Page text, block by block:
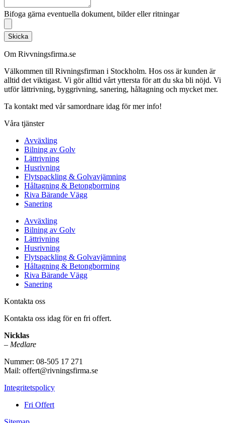
Bifoga gärna eventuella dokument, bilder eller ritningar
Skicka
Om Rivvningsfirma.se
Välkommen till Rivningsfirman i Stockholm. Hos oss är kunden är
alltid det viktigast. Vi gör alltid vårt yttersta för att du ska bli nöjd. Vi
utför lättrivning, byggrivning, sanering, håltagning och mycket mer.
Ta kontakt med vår samordnare idag för mer info!
Våra tjänster
Avväxling
Bilning av Golv
Lättrivning
Husrivning
Flytspackling & Golvavjämning
Håltagning & Betongborrning
Riva Bärande Vägg
Sanering
Avväxling
Bilning av Golv
Lättrivning
Husrivning
Flytspackling & Golvavjämning
Håltagning & Betongborrning
Riva Bärande Vägg
Sanering
Kontakta oss
Kontakta oss idag för en fri offert.
Nicklas
– Medlare
Nummer: 08-505 17 271
Mail: offert@rivningsfirma.se
Integritetspolicy
Fri Offert